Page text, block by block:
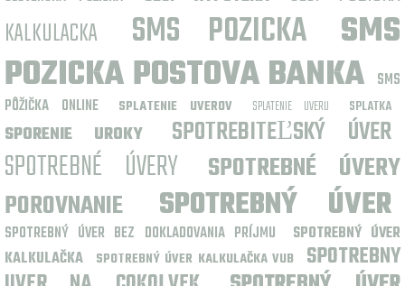
KALKULACKA
SMS POZICKA
SMS
POZICKA POSTOVA BANKA SMS
PÔŽIČKA ONLINE
SPLATENIE UVEROV SPLATENIE UVERU SPLATKA
SPORENIE UROKY SPOTREBITEĽSKÝ ÚVER
SPOTREBNÉ ÚVERY
SPOTREBNÉ ÚVERY
POROVNANIE
SPOTREBNÝ ÚVER
SPOTREBNÝ ÚVER BEZ DOKLADOVANIA PRÍJMU
SPOTREBNÝ ÚVER
KALKULAČKA
SPOTREBNÝ ÚVER KALKULAČKA VUB
SPOTREBNY